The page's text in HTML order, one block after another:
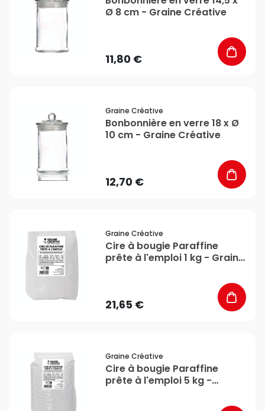
Ø 8 cm - Graine Créative
11,80 €
Graine Créative
Bonbonnière en verre 18 x Ø
10 cm - Graine Créative
12,70 €
Graine Créative
Cire à bougie Paraffine
prête à l'emploi 1 kg - Graine
21,65 €
Graine Créative
Cire à bougie Paraffine
prête à l'emploi 5 kg -